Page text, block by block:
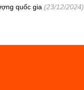
quốc gia (23/12/2024)